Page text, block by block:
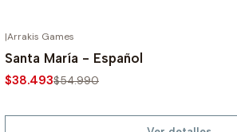
-30%
|Arrakis Games
Santa María - Español
$38.493$54.990